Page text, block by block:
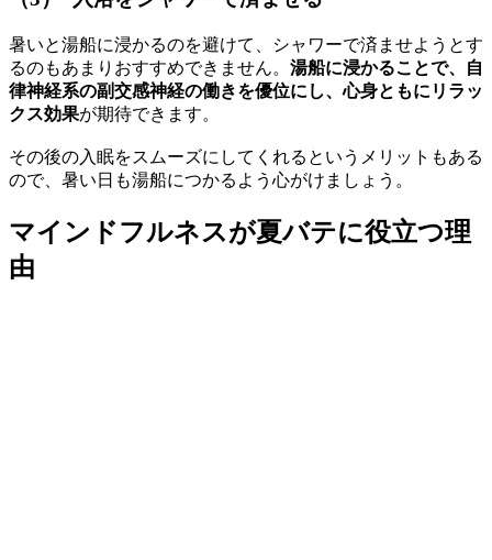
暑いと湯船に浸かるのを避けて、シャワーで済ませようとす
るのもあまりおすすめできません。 湯船に浸かることで、自
律神経系の副交感神経の働きを優位にし、心身ともにリラッ
クス効果が期待できます。
その後の入眠をスムーズにしてくれるというメリットもある
ので、暑い日も湯船につかるよう心がけましょう。
マインドフルネスが夏バテに役立つ理
由